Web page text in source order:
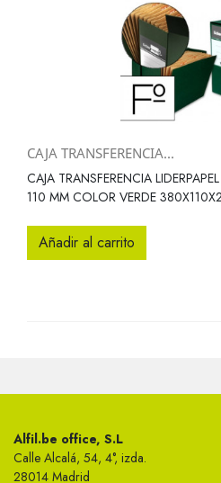
CAJA TRANSFERENCIA...
CAJA TRANSFERENCIA
110 MM COLOR VERDE
Añadir al carrito
Alfil.be office, S.L
Calle Alcalá, 54, 4°, izda.
28014 Madrid